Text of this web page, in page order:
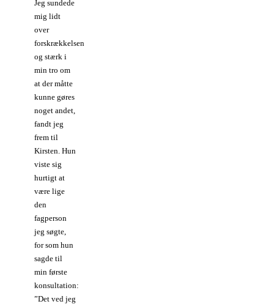
Jeg sundede
mig lidt
over
forskrækkelsen
og stærk i
min tro om
at der måtte
kunne gøres
noget andet,
fandt jeg
frem til
Kirsten. Hun
viste sig
hurtigt at
være lige
den
fagperson
jeg søgte,
for som hun
sagde til
min første
konsultation:
”Det ved jeg